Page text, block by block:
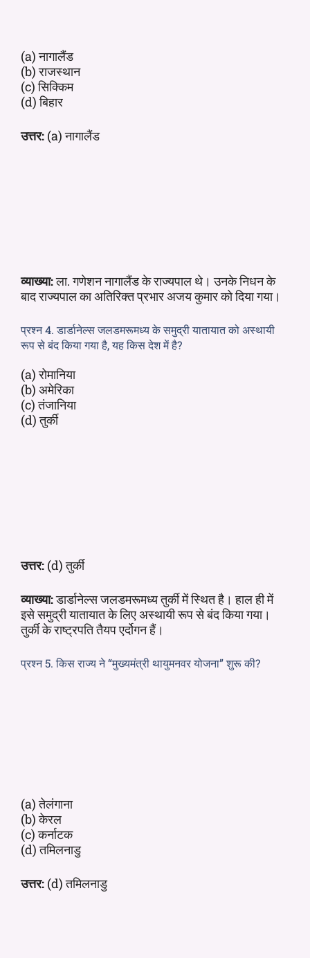
(a) नागालैंड
(b) राजस्थान
(c) सिक्किम
(d) बिहार
उत्तर: (a) नागालैंड
व्याख्या:ला. गणेशन नागालैंड के राज्यपाल थे। उनके निधन के
बाद राज्यपाल का अतिरिक्त प्रभार अजय कुमार को दिया गया।
प्रश्न 4. डार्डानेल्स जलडमरूमध्य के समुद्री यातायात को अस्थायी
रूप से बंद किया गया है, यह किस देश में है?
(a) रोमानिया
(b) अमेरिका
(c) तंजानिया
(d) तुर्की
उत्तर: (d) तुर्की
व्याख्या:डार्डानेल्स जलडमरूमध्य तुर्की में स्थित है। हाल ही में
इसे समुद्री यातायात के लिए अस्थायी रूप से बंद किया गया।
तुर्की के राष्ट्रपति तैयप एर्दोगन हैं।
प्रश्न 5. किस राज्य ने “मुख्यमंत्री थायुमनवर योजना” शुरू की?
(a) तेलंगाना
(b) केरल
(c) कर्नाटक
(d) तमिलनाडु
उत्तर: (d) तमिलनाडु